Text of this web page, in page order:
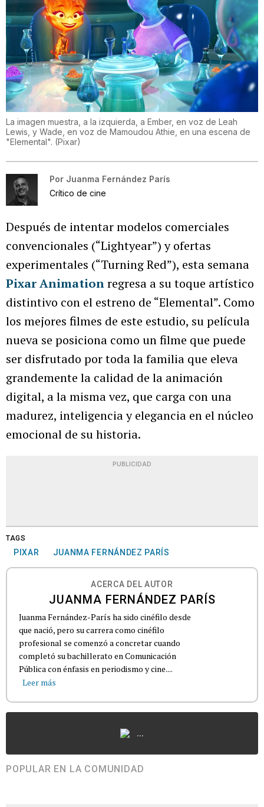
La imagen muestra, a la izquierda, a Ember, en voz de Leah
Lewis, y Wade, en voz de Mamoudou Athie, en una escena de
"Elemental". (Pixar)
Por Juanma Fernández París
Crítico de cine
Después de intentar modelos comerciales
convencionales (“Lightyear”) y ofertas
experimentales (“Turning Red”), esta semana
Pixar Animationregresa a su toque artístico
distintivo con el estreno de “Elemental”. Como
los mejores filmes de este estudio, su película
nueva se posiciona como un filme que puede
ser disfrutado por toda la familia que eleva
grandemente la calidad de la animación
digital, a la misma vez, que carga con una
madurez, inteligencia y elegancia en el núcleo
emocional de su historia.
PUBLICIDAD
TAGS
PIXAR JUANMA FERNÁNDEZ PARÍS
ACERCA DEL AUTOR
JUANMA FERNÁNDEZ PARÍS
Juanma Fernández-París ha sido cinéfilo desde
que nació, pero su carrera como cinéfilo
profesional se comenzó a concretar cuando
completó su bachillerato en Comunicación
Pública con énfasis en periodismo y cine....
Leer más
...
POPULAR EN LA COMUNIDAD